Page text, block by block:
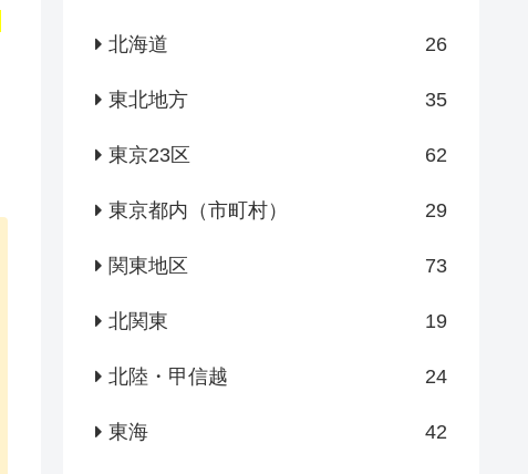
北海道 26
東北地方 35
東京23区 62
東京都内（市町村） 29
関東地区 73
北関東 19
北陸・甲信越 24
東海 42